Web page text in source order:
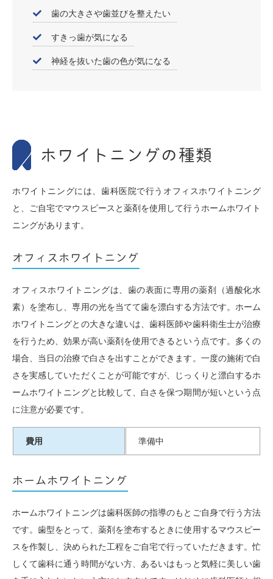
歯の大きさや歯並びを整えたい
すきっ歯が気になる
神経を抜いた歯の色が気になる
ホワイトニングの種類
ホワイトニングには、歯科医院で行うオフィスホワイトニング
と、ご自宅でマウスピースと薬剤を使用して行うホームホワイト
ニングがあります。
オフィスホワイトニング
オフィスホワイトニングは、歯の表面に専用の薬剤（過酸化水
素）を塗布し、専用の光を当てて歯を漂白する方法です。ホーム
ホワイトニングとの大きな違いは、歯科医師や歯科衛生士が治療
を行うため、効果が高い薬剤を使用できるという点です。多くの
場合、当日の治療で白さを出すことができます。一度の施術で白
さを実感していただくことが可能ですが、じっくりと漂白するホ
ームホワイトニングと比較して、白さを保つ期間が短いという点
に注意が必要です。
費用 準備中
ホームホワイトニング
ホームホワイトニングは歯科医師の指導のもとご自身で行う方法
です。歯型をとって、薬剤を塗布するときに使用するマウスピー
スを作製し、決められた工程をご自宅で行っていただきます。忙
しくて歯科に通う時間がない方、あるいはもっと気軽に美しい歯